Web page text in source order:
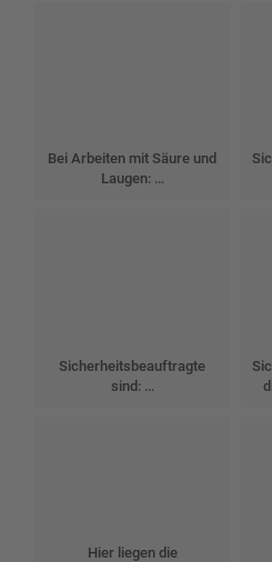
Bei Arbeiten mit Säure und
Laugen: …
Sicherheitsbeauftragte
sind: …
Hier liegen die